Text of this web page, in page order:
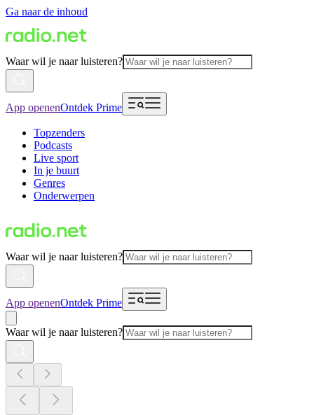
Ga naar de inhoud
Waar wil je naar luisteren?
App openenOntdek Prime
Topzenders
Podcasts
Live sport
In je buurt
Genres
Onderwerpen
Waar wil je naar luisteren?
App openenOntdek Prime
Waar wil je naar luisteren?